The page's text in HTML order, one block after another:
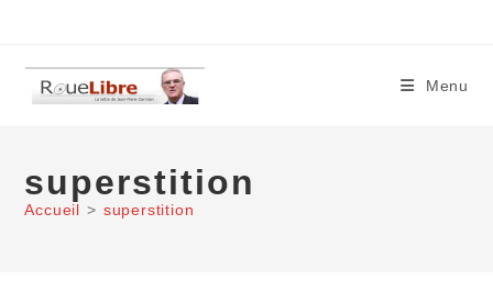
content
Menu
superstition
Accueil > superstition